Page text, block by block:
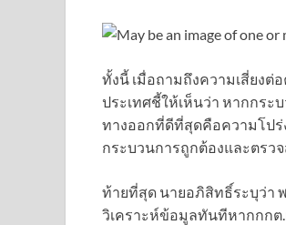
ทั้งนี้ เมื่อถามถึงความเสี่ยง
ประเทศชี้ให้เห็นว่า หากกระ
ทางออกที่ดีที่สุดคือความโปร่
กระบวนการถูกต้องและตรว
ท้ายที่สุด นายอภิสิทธิ์ระบุว่า
วิเคราะห์ข้อมูลทันทีหากกกต.